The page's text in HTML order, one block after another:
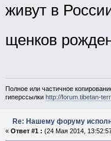
живут в
щенков
Полное или частичное
гиперссылки http://forum.tibetan-
Re: Нашему форуму
« Ответ #1 : (24 Мая 2014,